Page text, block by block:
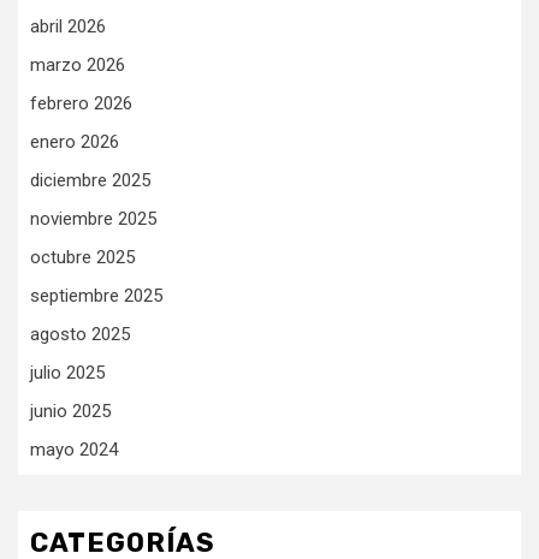
abril 2026
marzo 2026
febrero 2026
enero 2026
diciembre 2025
noviembre 2025
octubre 2025
septiembre 2025
agosto 2025
julio 2025
junio 2025
mayo 2024
CATEGORÍAS